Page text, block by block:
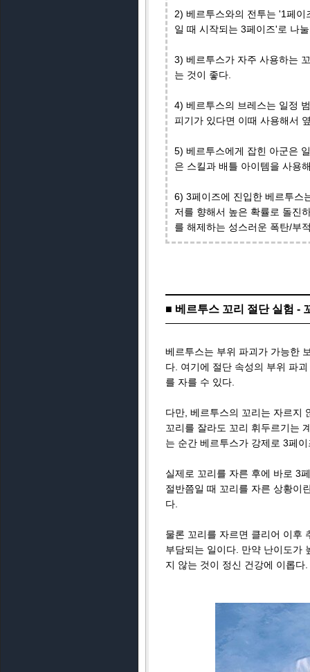
2) 베르투스와의 전투는 '1페
일 때 시작되는 3페이즈'로 나
3) 베르투스가 자주 사용하는
는 것이 좋다.
4) 베르투스의 브레스는 일정
피기가 있다면 이때 사용해서
5) 베르투스에게 잡힌 아군은
은 스킬과 배틀 아이템을 사용
6) 3페이즈에 진입한 베르투스
저를 향해서 높은 확률로 돌진
를 해제하는 성스러운 폭탄/부
■ 베르투스 꼬리 절단 실험 -
베르투스는 부위 파괴가 가능한
다. 여기에 절단 속성의 부위 파
를 자를 수 있다.
다만, 베르투스의 꼬리는 자르지
꼬리를 잘라도 꼬리 휘두르기는
는 순간 베르투스가 강제로 3페
실제로 꼬리를 자른 후에 바로 3
절반쯤일 때 꼬리를 자른 상황이
다.
물론 꼬리를 자르면 클리어 이후
부담되는 일이다. 만약 난이도가
지 않는 것이 정신 건강에 이롭다.